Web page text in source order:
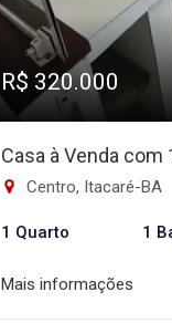
R$ 320.000
Casa à Venda com
Centro, Itacaré-BA
1 Quarto 1
Mais informações